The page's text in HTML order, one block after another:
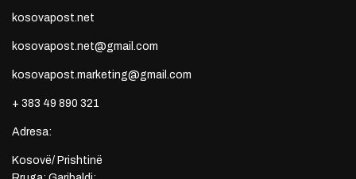
kosovapost.net
kosovapost.net@gmail.com
kosovapost.marketing@gmail.com
+ 383 49 890 321
Adresa:
Kosovë/ Prishtinë